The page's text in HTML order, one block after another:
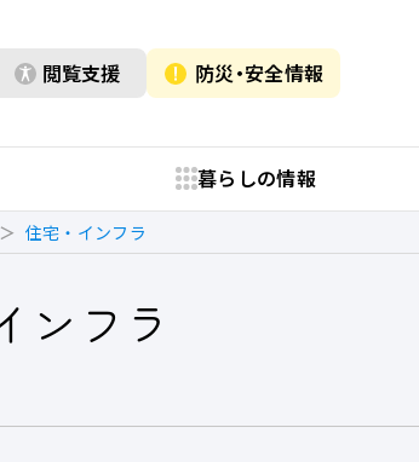
閲覧支援 防災・安全情報
暮らしの情報
住宅・インフラ
ンフラ